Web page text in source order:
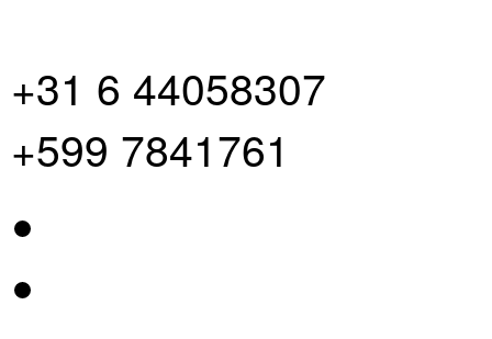
+31 6 44058307
+599 7841761